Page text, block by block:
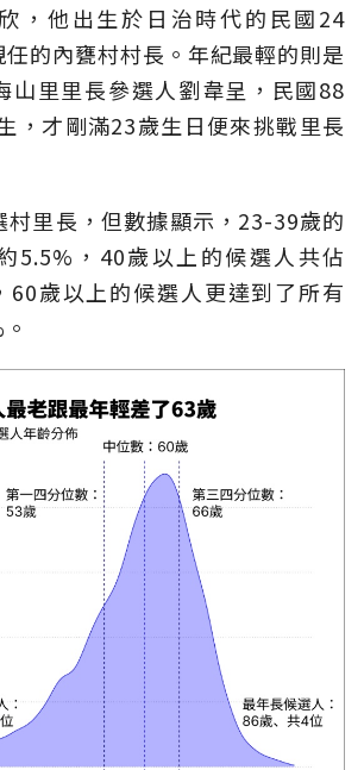
，他出生於日治時代的民國24
的內甕村村長。年紀最輕的則是
山里里長參選人劉韋呈，民國88
，才剛滿23歲生日便來挑戰里長
村里長，但數據顯示，23-39歲的
5.5%，40歲以上的候選人共佔
60歲以上的候選人更達到了所有